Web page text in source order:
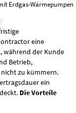
Erdgas-Wärmepumpen
eine
während der Kunde
Betrieb,
zu kümmern.
ein
Die Vorteile